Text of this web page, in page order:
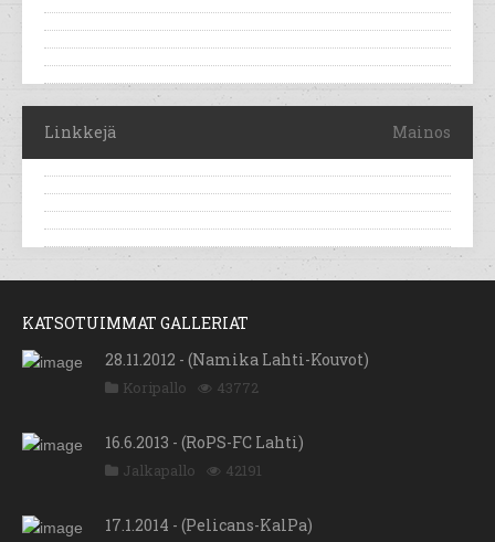
Linkkejä Mainos
KATSOTUIMMAT GALLERIAT
28.11.2012 - (Namika Lahti-Kouvot)
Koripallo 43772
16.6.2013 - (RoPS-FC Lahti)
Jalkapallo 42191
17.1.2014 - (Pelicans-KalPa)